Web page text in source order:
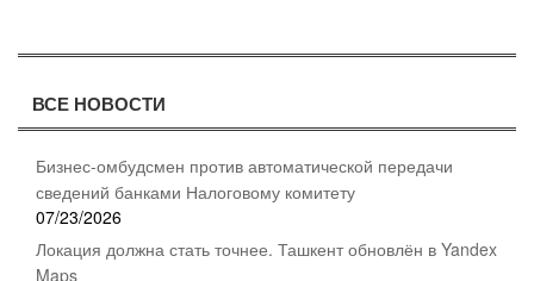
ВСЕ НОВОСТИ
Бизнес-омбудсмен против автоматической передачи
сведений банками Налоговому комитету
07/23/2026
Локация должна стать точнее. Ташкент обновлён в Yandex
Maps